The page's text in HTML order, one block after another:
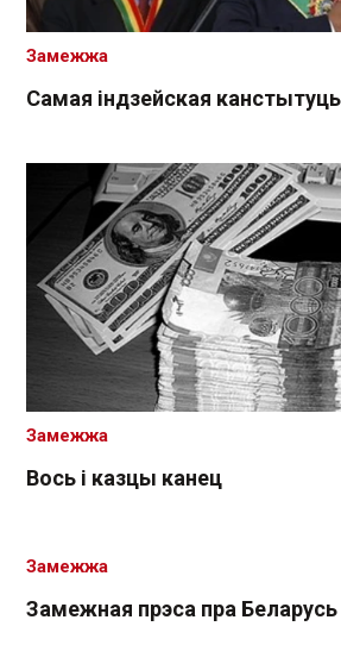
Самая індзейская
Замежжа
Вось і казцы канец
Замежжа
Замежная прэса пра Беларусь
Замежжа